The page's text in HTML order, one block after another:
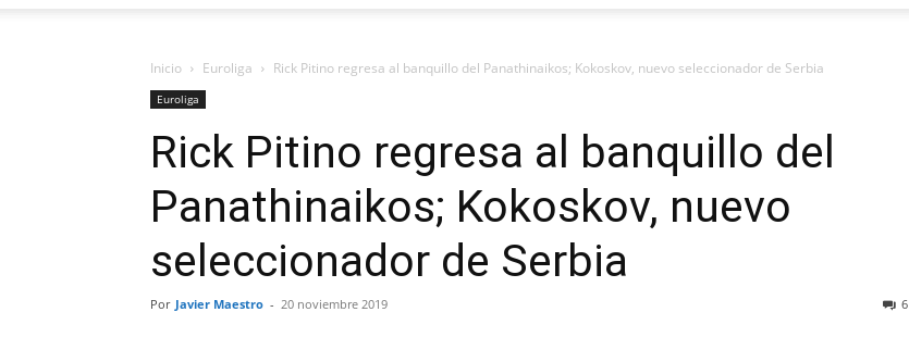
Inicio Euroliga Rick Pitino regresa al banquillo del Panathinaikos; Kokoskov, nuevo seleccionador de Serbia
Euroliga
Rick Pitino regresa al banquillo del
Panathinaikos; Kokoskov, nuevo
seleccionador de Serbia
Por Javier Maestro - 20 noviembre 2019 6